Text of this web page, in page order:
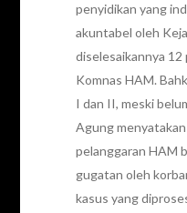
penyidikan yang
akuntabel oleh
diselesaikannya
Komnas HAM.
I dan II, meski
Agung
pelanggaran HAM
gugatan oleh
kasus yang